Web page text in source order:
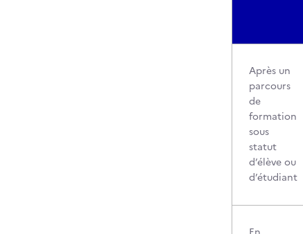
Après un
parcours
de
formation
sous
statut
d’élève ou
d’étudiant